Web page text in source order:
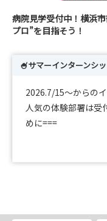
病院見学受付中！横浜
プロ”を目指そう！
🍧サマーインターンシ
2026.7/15～からの
人気の体験部署は受
めに===
病院見学会（毎週
開催の詳細につい
さい。